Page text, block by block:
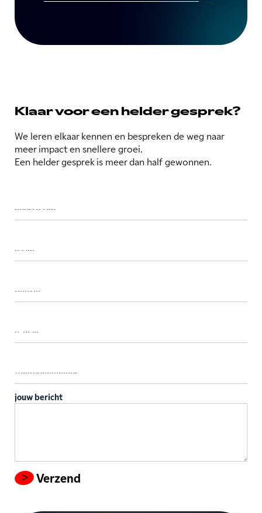
Klaar voor een helder gesprek?
We leren elkaar kennen en bespreken de weg naar
meer impact en snellere groei.
Een helder gesprek is meer dan half gewonnen.
jouw bericht